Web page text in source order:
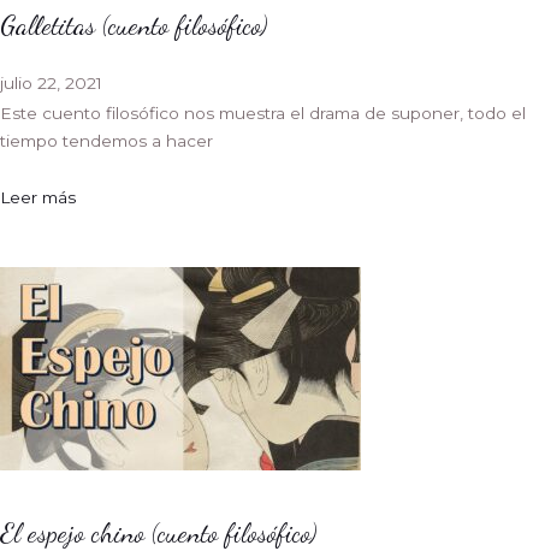
Galletitas (cuento filosófico)
julio 22, 2021
Este cuento filosófico nos muestra el drama de suponer, todo el
tiempo tendemos a hacer
Leer más
El espejo chino (cuento filosófico)